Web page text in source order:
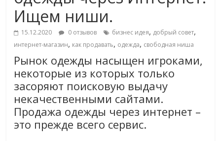
Ищем ниши.
15.12.2020 0 отзывов бизнес идея, добрый совет,
интернет-магазин, как продавать, одежда, свободная ниша
Рынок одежды насыщен игроками,
некоторые из которых только
засоряют поисковую выдачу
некачественными сайтами.
Продажа одежды через интернет –
это прежде всего сервис.